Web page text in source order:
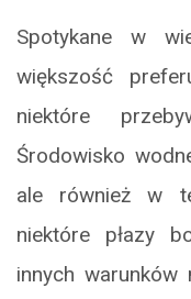
Spotykane w
większość
niektóre
Środowisko
ale również w
niektóre płazy
innych